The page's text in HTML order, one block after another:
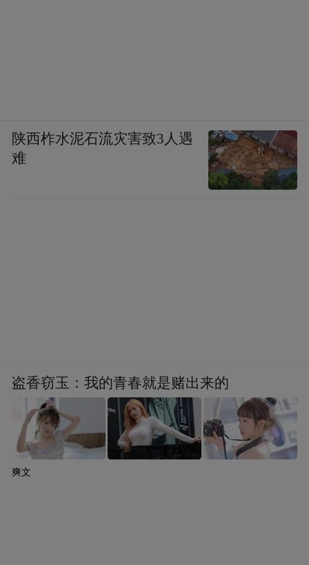
陕西柞水泥石流灾害致3人遇
难
盗香窃玉：我的青春就是赌出来的
爽文